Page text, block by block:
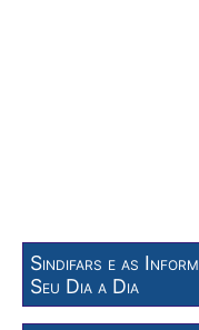
Sindifars e as
Seu Dia a Dia